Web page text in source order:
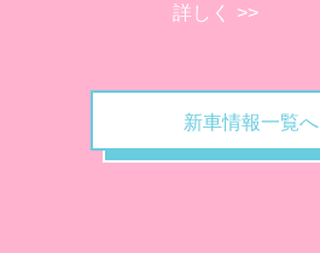
詳しく
>>
新車情報一覧へ